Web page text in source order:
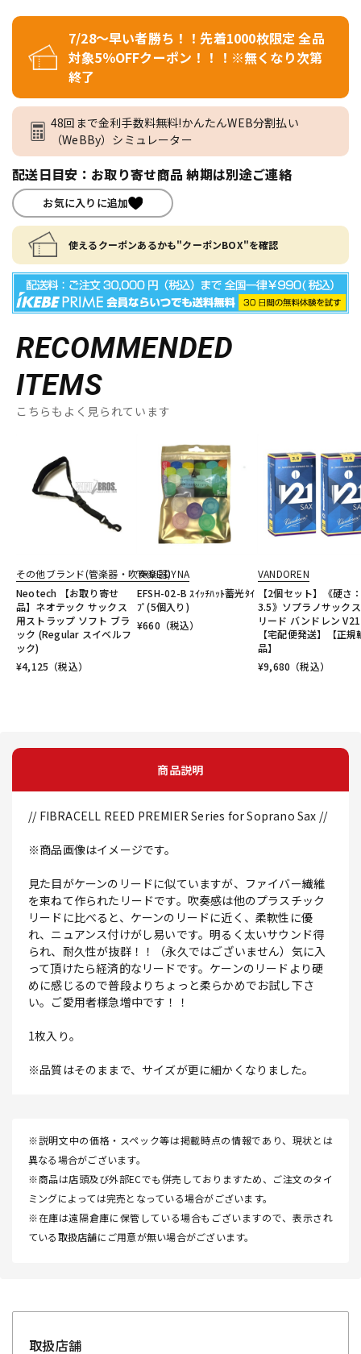
7/28～早い者勝ち！！先着1000枚限定 全品
対象5％OFFクーポン！！！※無くなり次第
終了
48回まで金利手数料無料!かんたんWEB分割払い
（WeBBy）シミュレーター
配送日目安：お取り寄せ商品 納期は別途ご連絡
お気に入りに追加
使えるクーポンあるかも"クーポンBOX"を確認
RECOMMENDED
ITEMS
こちらもよく見られています
その他ブランド(管楽器・吹奏楽器)
Neotech 【お取り寄せ
品】ネオテック サックス
用ストラップ ソフト ブラ
ック (Regular スイベルフ
ック)
¥4,125 （税込）
TRUE DYNA
EFSH-02-B ｽｲｯﾁﾊｯﾄ蓄光ﾀｲ
ﾌﾟ(5個入り)
¥660 （税込）
VANDOREN
【2個セット】《硬さ
3.5》ソプラノサック
リード バンドレン V21
【宅配便発送】【正規
品】
¥9,680 （税込）
商品説明
// FIBRACELL REED PREMIER Series for Soprano Sax //
※商品画像はイメージです。
見た目がケーンのリードに似ていますが、ファイバー繊維
を束ねて作られたリードです。吹奏感は他のプラスチック
リードに比べると、ケーンのリードに近く、柔軟性に優
れ、ニュアンス付けがし易いです。明るく太いサウンド得
られ、耐久性が抜群！！（永久ではございません）気に入
って頂けたら経済的なリードです。ケーンのリードより硬
めに感じるので普段よりちょっと柔らかめでお試し下さ
い。ご愛用者様急増中です！！
1枚入り。
※品質はそのままで、サイズが更に細かくなりました。
※説明文中の価格・スペック等は掲載時点の情報であり、現状とは
異なる場合がございます。
※商品は店頭及び外部ECでも併売しておりますため、ご注文のタイ
ミングによっては完売となっている場合がございます。
※在庫は遠隔倉庫に保管している場合もございますので、表示され
ている取扱店舗にご用意が無い場合がございます。
取扱店舗